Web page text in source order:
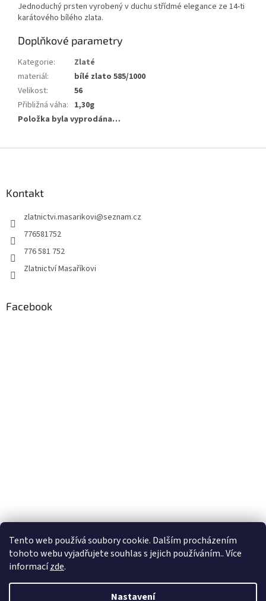
Tento web používá soubory cookie. Dalším procházením
tohoto webu vyjadřujete souhlas s jejich používáním.. Více
informacízde.
Nastavení
Jednoduchý prsten vyrobený v duchu střídmé elegance ze 14-ti
karátového bílého zlata.
Doplňkové parametry
Kategorie:
Zlaté
materiál:
bílé zlato 585/1000
Velikost:
56
Přibližná váha: 1,30g
Položka byla vyprodána…
Kontakt
zlatnictvi.masarikovi@seznam.cz
776581752
776 581 752
Zlatnictví Masaříkovi
Facebook
Vytvořil Shoptet